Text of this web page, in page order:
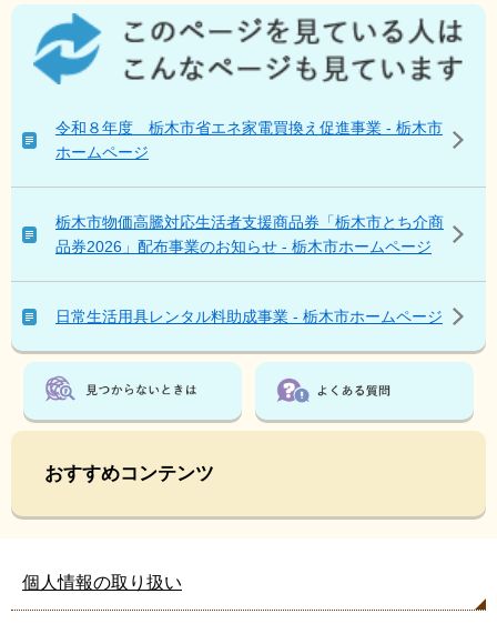
こ
ペ
を
て
る
は
こ
ん
な
ー
ジ
て
い
す
令和８年度 栃木市省エネ家電買換え促進事業 - 栃木市
ホームページ
栃木市物価高騰対応生活者支援商品券「栃木市とち介商
品券2026」配布事業のお知らせ - 栃木市ホームページ
日常生活用具レンタル料助成事業 - 栃木市ホームページ
おすすめコンテンツ
個人情報の取り扱い